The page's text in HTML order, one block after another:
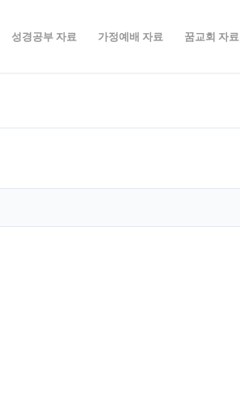
성경공부 자료 가정예배 자료 꿈교회 자료